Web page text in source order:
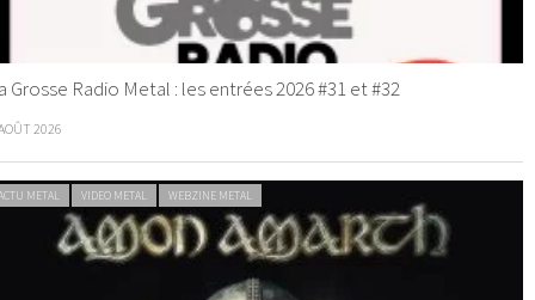
Grosse Radio Metal : les entrées 2026 #31 et #32
2026
METAL VIDEO METAL WEBZINE METAL